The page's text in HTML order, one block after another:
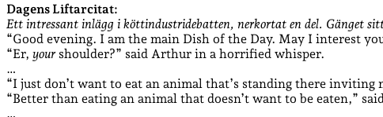
Dagens Liftarcitat:
Ett intressant inlägg i köttindustridebatten, nerkortat en del. Gänget
“Good evening. I am the main Dish of the Day. May I interest
“Er, yourshoulder?” said Arthur in a horrified whisper.
…
“I just don’t want to eat an animal that’s standing there inviting
“Better than eating an animal that doesn’t want to be eaten,”
…